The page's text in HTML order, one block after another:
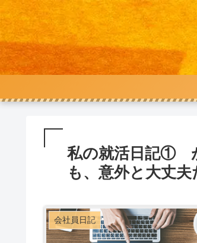
私の就活日記①
も、意外と大丈
会社員日記